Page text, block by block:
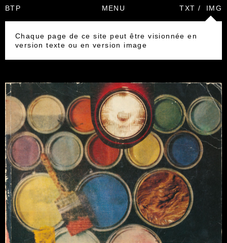
BTP MENU TXT / IMG
Chaque page de ce site peut être visionnée en
version texte ou en version image